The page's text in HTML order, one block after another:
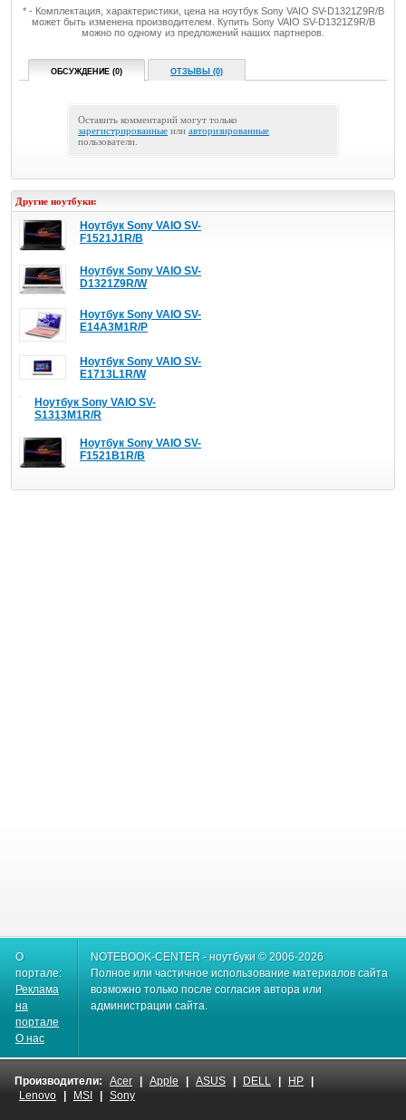
* - Комплектация, характеристики, цена на ноутбук Sony VAIO SV-D1321Z9R/B
может быть изменена производителем. Купить Sony VAIO SV-D1321Z9R/B
можно по одному из предложений наших партнеров.
ОБСУЖДЕНИЕ (0) ОТЗЫВЫ (0)
Оставить комментарий могут только
зарегистрированные или авторизированные
пользователи.
Другие ноутбуки:
Ноутбук Sony VAIO SV-
F1521J1R/B
Ноутбук Sony VAIO SV-
D1321Z9R/W
Ноутбук Sony VAIO SV-
E14A3M1R/P
Ноутбук Sony VAIO SV-
E1713L1R/W
Ноутбук Sony VAIO SV-
S1313M1R/R
Ноутбук Sony VAIO SV-
F1521B1R/B
О
портале:
Реклама
на
портале
О нас
NOTEBOOK-CENTER - ноутбуки © 2006-2026
Полное или частичное использование материалов сайта
возможно только после согласия автора или
администрации сайта.
Производители: Acer Apple ASUS DELL HP
Lenovo
MSI Sony